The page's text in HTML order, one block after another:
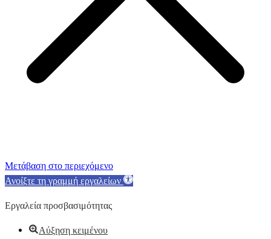
Μετάβαση στο περιεχόμενο
Ανοίξτε τη γραμμή εργαλείων
Εργαλεία προσβασιμότητας
Αύξηση κειμένου